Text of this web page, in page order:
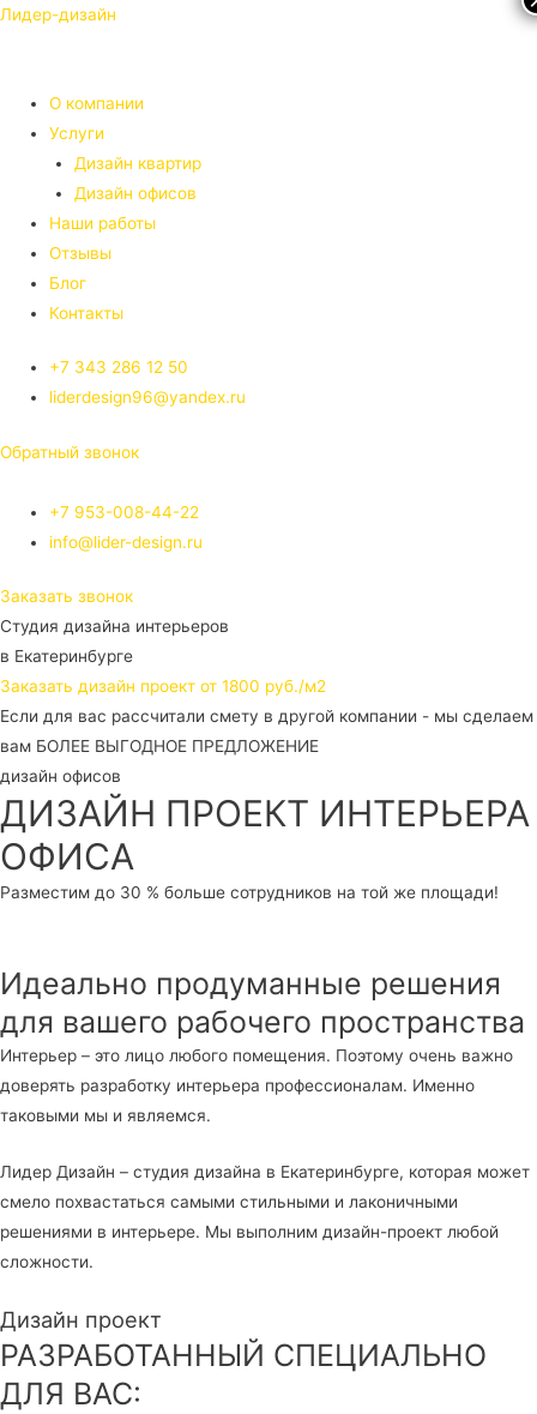
Лидер-дизайн
О компании
Услуги
Дизайн квартир
Дизайн офисов
Наши работы
Отзывы
Блог
Контакты
+7 343 286 12 50
liderdesign96@yandex.ru
Обратный звонок
+7 953-008-44-22
info@lider-design.ru
Заказать звонок
Студия дизайна интерьеров
в Екатеринбурге
Заказать дизайн проект от 1800 руб./м2
Если для вас рассчитали смету в другой компании - мы сделаем
вам БОЛЕЕ ВЫГОДНОЕ ПРЕДЛОЖЕНИЕ
дизайн офисов
ДИЗАЙН ПРОЕКТ ИНТЕРЬЕРА
ОФИСА
Разместим до 30 % больше сотрудников на той же площади!
Идеально продуманные решения
для вашего рабочего пространства
Интерьер – это лицо любого помещения. Поэтому очень важно
доверять разработку интерьера профессионалам. Именно
таковыми мы и являемся.
Лидер Дизайн – студия дизайна в Екатеринбурге, которая может
смело похвастаться самыми стильными и лаконичными
решениями в интерьере. Мы выполним дизайн-проект любой
сложности.
Дизайн проект
РАЗРАБОТАННЫЙ СПЕЦИАЛЬНО
ДЛЯ ВАС: